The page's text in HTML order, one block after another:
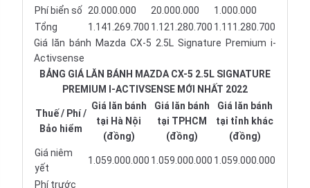
Phí biển số 20.000.000 20.000.000
1.000.000
Tổng
1.141.269.700 1.121.280.700 1.111.280.700
Giá lăn bánh Mazda CX-5 2.5L Signature Premium i-
Activsense
BẢNG GIÁ LĂN BÁNH MAZDA CX-5 2.5L SIGNATURE
PREMIUM I-ACTIVSENSE MỚI NHẤT 2022
Thuế / Phí /
Bảo hiểm
Giá lăn bánh
tại Hà Nội
(đồng)
Giá lăn bánh
tại TPHCM
(đồng)
Giá lăn bánh
tại tỉnh khác
(đồng)
Giá niêm
yết
1.059.000.000 1.059.000.000 1.059.000.000
Phí trước